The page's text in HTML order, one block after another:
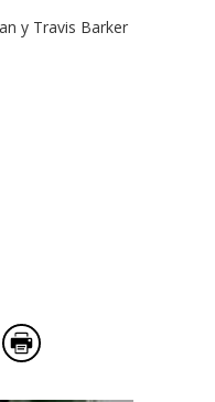
y Travis Barker